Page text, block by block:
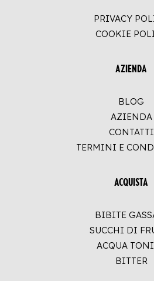
PRIVACY
COOKIE
AZIENDA
BLOG
AZIENDA
CONTATTI
TERMINI E
ACQUISTA
BIBITE
SUCCHI DI
ACQUA
BITTER